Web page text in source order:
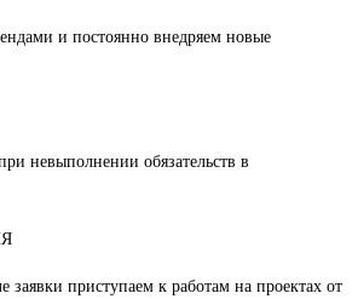
и постоянно внедряем новые
невыполнении обязательств в
заявки приступаем к работам на проектах от